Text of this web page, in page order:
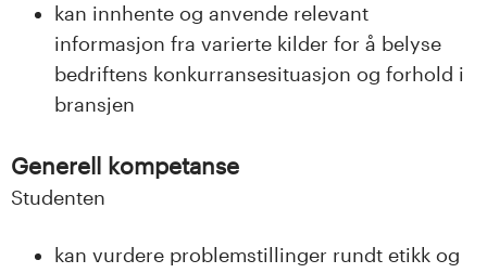
kan innhente og anvende relevant
informasjon fra varierte kilder for å belyse
bedriftens konkurransesituasjon og forhold i
bransjen
Generell kompetanse
Studenten
kan vurdere problemstillinger rundt etikk og